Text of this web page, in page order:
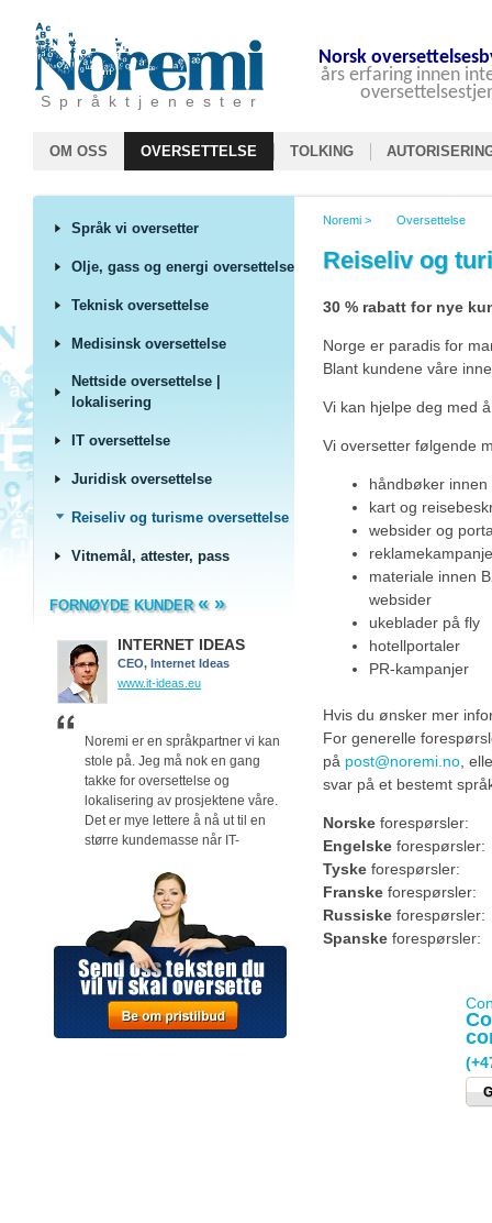
S p r å k t j e n e s t e r
Norsk
års erfaring innen
OM OSS OVERSETTELSE TOLKING
Noremi > Oversettelse
Reiseliv og
30 % rabatt for nye
Norge er paradis for
Blant kundene våre
Vi kan hjelpe deg med
Vi oversetter følgende
håndbøker
kart og
websider og
materiale innen
websider
ukeblader på fly
hotellportaler
PR-kampanjer
Hvis du ønsker mer
For generelle
på post@noremi.no ,
svar på et bestemt
Norske forespørsler:
Engelske forespørsler:
Tyske forespørsler:
Franske forespørsler:
Russiske forespørsler:
Spanske forespørsler:
Språk vi oversetter
Olje, gass og energi oversettelse
Teknisk oversettelse
Medisinsk oversettelse
Nettside oversettelse |
lokalisering
IT oversettelse
Juridisk oversettelse
Reiseliv og turisme oversettelse
Vitnemål, attester, pass
FORNØYDE KUNDER « »
INTERNET IDEAS
CEO, Internet Ideas
www.it-ideas.eu
Noremi er en språkpartner vi kan
stole på. Jeg må nok en gang
takke for oversettelse og
lokalisering av prosjektene våre.
Det er mye lettere å nå ut til en
større kundemasse når IT-
forskjellige språk, noe kundene
våre er veldig fornøyde med. Nå
kan vi tilby SEO, Adwords og
mange andre tjenester til kunder
over hele verden.
Vi gleder oss til neste mulighet til
å jobbe med dere.
Delta Plus
Delta Plus
Takk for de tekniske
oversettelsene av
vårt.
var bedre enn vi hadde
At dere er så enkle å
kommunisere med, bidro
sikre et glimrende